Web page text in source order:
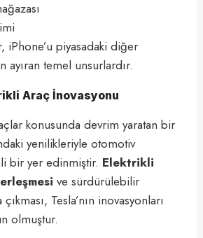
iPhone’u piyasadaki diğer
ayıran temel unsurlardır.
Araç İnovasyonu
konusunda devrim yaratan bir
yenilikleriyle otomotiv
bir yer edinmiştir. Elektrikli
ve sürdürülebilir
Tesla’nın inovasyonları
olmuştur.